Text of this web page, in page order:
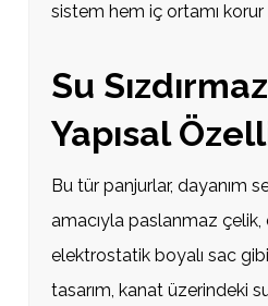
sistem hem iç ortamı korur
Su
Yapısal
Bu tür panjurlar, dayanım
amacıyla paslanmaz
elektrostatik boyalı sac
tasarım, kanat üzerindeki